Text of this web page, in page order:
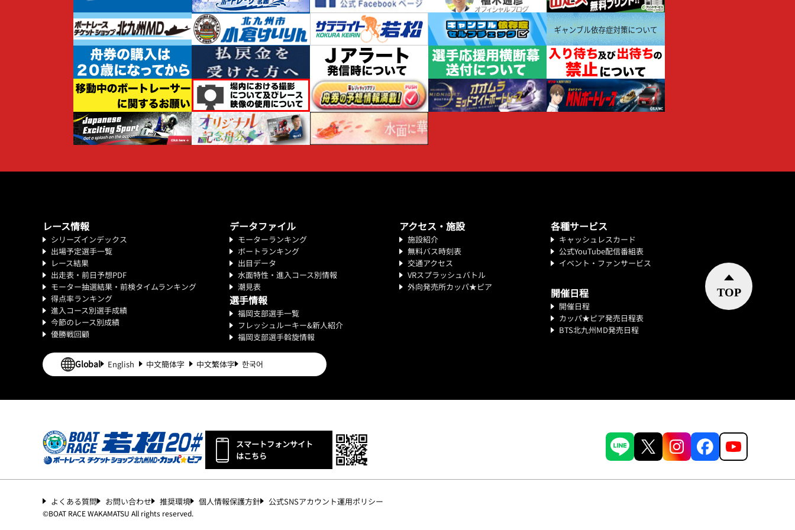
レース情報
シリーズインデックス
出場予定選手一覧
レース結果
出走表・前日予想PDF
モーター抽選結果・前検タイムランキング
得点率ランキング
進入コース別選手成績
今節のレース別成績
優勝戦回顧
データファイル
モーターランキング
ボートランキング
出目データ
水面特性・進入コース別情報
潮見表
選手情報
福岡支部選手一覧
フレッシュルーキー&新人紹介
福岡支部選手斡旋情報
アクセス・施設
施設紹介
無料バス時刻表
交通アクセス
VRスプラッシュバトル
外向発売所カッパ★ピア
各種サービス
キャッシュレスカード
公式YouTube配信番組表
イベント・ファンサービス
開催日程
開催日程
カッパ★ピア発売日程表
BTS北九州MD発売日程
Global English 中文簡体字 中文繁体字 한국어
スマートフォンサイト
はこちら
よくある質問 お問い合わせ 推奨環境 個人情報保護方針 公式SNSアカウント運用ポリシー
©︎BOAT RACE WAKAMATSU All rights reserved.